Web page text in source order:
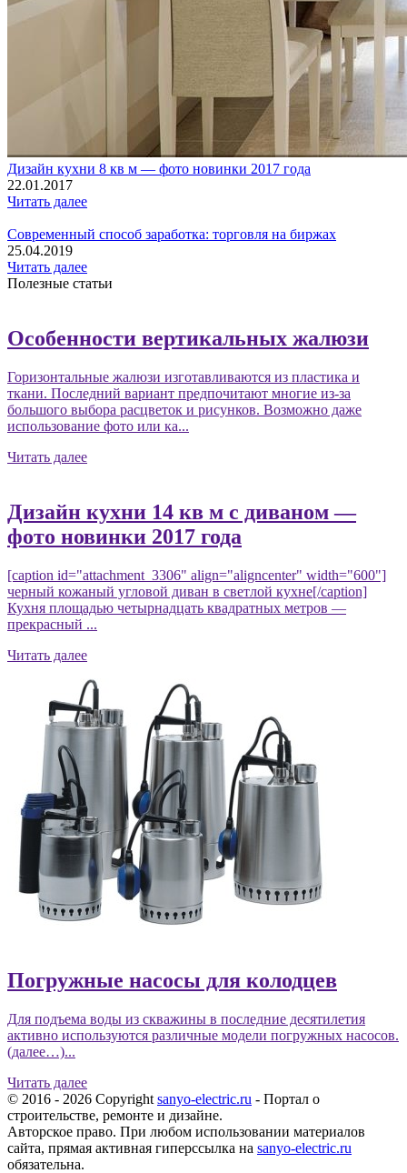
Дизайн кухни 8 кв м — фото новинки 2017 года
22.01.2017
Читать далее
Современный способ заработка: торговля на биржах
25.04.2019
Читать далее
Полезные статьи
Особенности вертикальных жалюзи
Горизонтальные жалюзи изготавливаются из пластика и
ткани. Последний вариант предпочитают многие из-за
большого выбора расцветок и рисунков. Возможно даже
использование фото или ка...
Читать далее
Дизайн кухни 14 кв м с диваном —
фото новинки 2017 года
[caption id="attachment_3306" align="aligncenter" width="600"]
черный кожаный угловой диван в светлой кухне[/caption]
Кухня площадью четырнадцать квадратных метров —
прекрасный ...
Читать далее
Погружные насосы для колодцев
Для подъема воды из скважины в последние десятилетия
активно используются различные модели погружных насосов.
(далее…)...
Читать далее
© 2016 - 2026 Copyright sanyo-electric.ru - Портал о
строительстве, ремонте и дизайне.
Авторское право. При любом использовании материалов
сайта, прямая активная гиперссылка на sanyo-electric.ru
обязательна.